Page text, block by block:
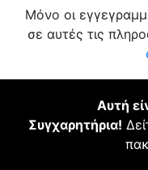
Μόνο οι
σε αυτές τις
Αυτή
Συγχαρητήρια!